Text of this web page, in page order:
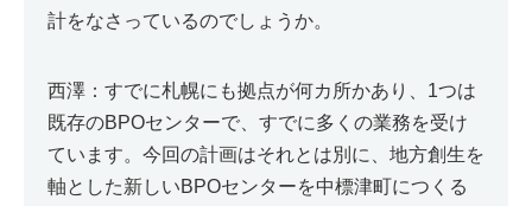
計をなさっているのでしょうか。
西澤：すでに札幌にも拠点が何カ所かあり、1つは
既存のBPOセンターで、すでに多くの業務を受け
ています。今回の計画はそれとは別に、地方創生を
軸とした新しいBPOセンターを中標津町につくる